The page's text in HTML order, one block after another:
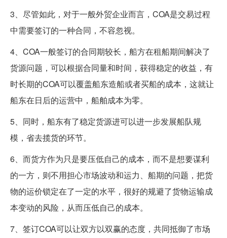
3、尽管如此，对于一般外贸企业而言，COA是交易过程
中需要签订的一种合同，不容忽视。
4、COA一般签订的合同期较长，船方在租船期间解决了
货源问题，可以根据合同量和时间，获得稳定的收益，有
时长期的COA可以覆盖船东造船或者买船的成本，这就让
船东在日后的运营中，船舶成本为零。
5、同时，船东有了稳定货源进可以进一步发展船队规
模，省去揽货的环节。
6、而货方作为只是要压低自己的成本，而不是想要谋利
的一方，则不用担心市场波动和运力、船期的问题，把货
物的运价锁定在了一定的水平，很好的规避了货物运输成
本变动的风险，从而压低自己的成本。
7、签订COA可以让双方以双赢的态度，共同抵御了市场